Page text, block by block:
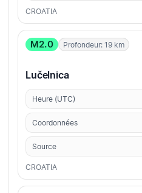
CROATIA
M2.0 Profondeur: 19 km
Lučelnica
Heure (UTC)
Coordonnées
Source
CROATIA